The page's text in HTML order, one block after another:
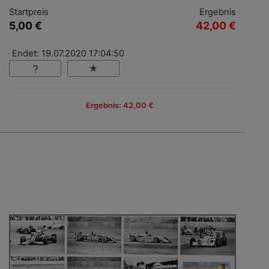
Startpreis
5,00 €
Ergebnis
42,00 €
Endet: 19.07.2020 17:04:50
Ergebnis: 42,00 €